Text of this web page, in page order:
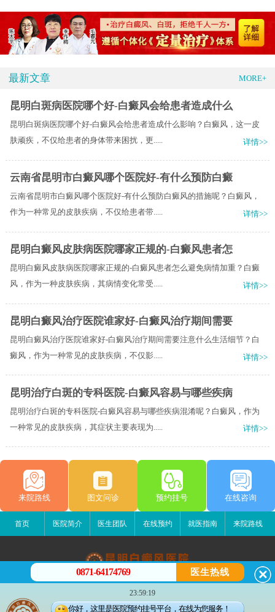
最新文章 MORE+
昆明白斑病医院哪个好-白癜风会给患者造成什么
昆明白斑病医院哪个好-白癜风会给患者造成什么影响？白癜风，这一皮
肤顽疾，不仅给患者的身体带来困扰，更.....
详情>>
云南省昆明市白癜风哪个医院好-有什么预防白癜
云南省昆明市白癜风哪个医院好-有什么预防白癜风的措施呢？白癜风，
作为一种常见的皮肤疾病，不仅给患者带.....
详情>>
昆明白癜风皮肤病医院哪家正规的-白癜风患者怎
昆明白癜风皮肤病医院哪家正规的-白癜风患者怎么避免病情加重？白癜
风，作为一种皮肤疾病，其病情变化常受.....
详情>>
昆明白癜风治疗医院谁家好-白癜风治疗期间需要
昆明白癜风治疗医院谁家好-白癜风治疗期间需要注意什么生活细节？白
癜风，作为一种常见的皮肤疾病，不仅影.....
详情>>
昆明治疗白斑的专科医院-白癜风容易与哪些疾病
昆明治疗白斑的专科医院-白癜风容易与哪些疾病混淆呢？白癜风，作为
一种常见的皮肤疾病，其症状主要表现为.....
详情>>
来院路线 图文问诊 预约挂号 在线咨询
首页 医院简介 医生团队 在线预约 就医指南 来院路线
昆明白癜风医院
昆明市五华区护国路2号
版权所有：昆明白癜风医院
0871-64174769 医生热线
23:59:19
你好，这里是医院预约挂号平台，在线为您服务！